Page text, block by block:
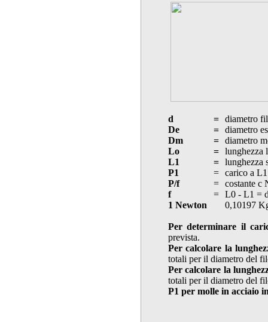
d =
diametro
De
=
diametro
Dm
=
diametro
Lo
=
lunghezza
L1
=
lunghezza
P1
=
carico a L1
P/f
=
costante c
f
=
L0 - L1 =
1 Newton
0,10197
Per determinare il
prevista.
Per calcolare la
totali per il diametro del
Per calcolare la
totali per il diametro del
P1 per molle in acciaio